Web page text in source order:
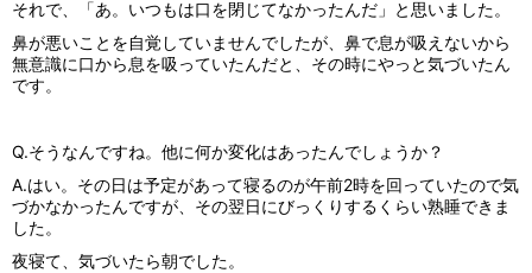
それで、「あ。いつもは口を閉じてなかったんだ」と思いました。
鼻が悪いことを自覚していませんでしたが、鼻で息が吸えないから
無意識に口から息を吸っていたんだと、その時にやっと気づいたん
です。
Q.そうなんですね。他に何か変化はあったんでしょうか？
A.はい。その日は予定があって寝るのが午前2時を回っていたので気
づかなかったんですが、その翌日にびっくりするくらい熟睡できま
した。
夜寝て、気づいたら朝でした。